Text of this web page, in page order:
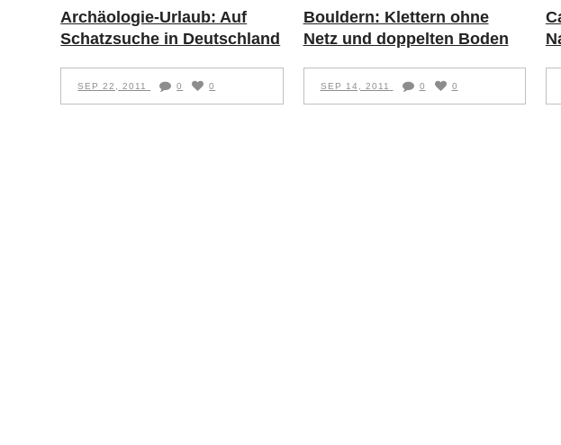
Archäologie-Urlaub: Auf
Schatzsuche in Deutschland
SEP 22, 2011 0 0
Bouldern: Klettern ohne
Netz und doppelten Boden
SEP 14, 2011 0 0